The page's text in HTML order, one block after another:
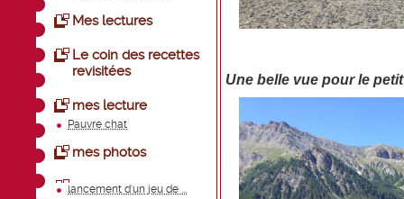
Mes lectures
Le coin des recettes
revisitées
mes lecture
Pauvre chat
mes photos
lancement d'un jeu de ...
Une belle vue pour le